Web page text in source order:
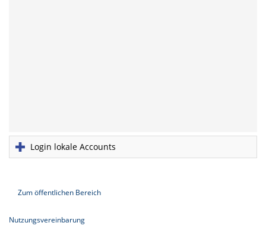
Login lokale Accounts
Zum öffentlichen Bereich
Nutzungsvereinbarung